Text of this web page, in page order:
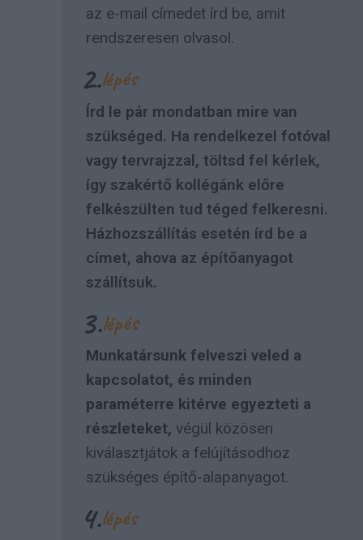
az e-mail címedet írd be, amit
rendszeresen olvasol.
2.lépés
Írd le pár mondatban mire van
szükséged. Ha rendelkezel fotóval
vagy tervrajzzal, töltsd fel kérlek,
így szakértő kollégánk előre
felkészülten tud téged felkeresni.
Házhozszállítás esetén írd be a
címet, ahova az építőanyagot
szállítsuk.
3.lépés
Munkatársunk felveszi veled a
kapcsolatot, és minden
paraméterre kitérve egyezteti a
részleteket, végül közösen
kiválasztjátok a felújításodhoz
szükséges építő-alapanyagot.
4.lépés